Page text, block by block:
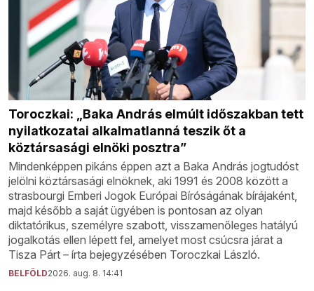
Toroczkai: „Baka András elmúlt időszakban tett
nyilatkozatai alkalmatlanná teszik őt a
köztársasági elnöki posztra”
Mindenképpen pikáns éppen azt a Baka András jogtudóst
jelölni köztársasági elnöknek, aki 1991 és 2008 között a
strasbourgi Emberi Jogok Európai Bíróságának bírájaként,
majd később a saját ügyében is pontosan az olyan
diktatórikus, személyre szabott, visszamenőleges hatályú
jogalkotás ellen lépett fel, amelyet most csúcsra járat a
Tisza Párt – írta bejegyzésében Toroczkai László.
BELFÖLD2026. aug. 8. 14:41